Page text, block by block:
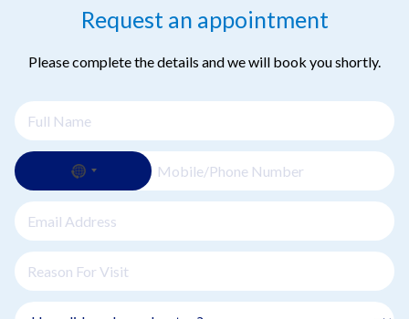
Request an appointment
Please complete the details and we will book you shortly.